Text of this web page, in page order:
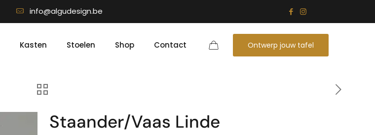
info@algudesign.be
Kasten Stoelen Shop Contact Ontwerp jouw tafel
Staander/Vaas Linde